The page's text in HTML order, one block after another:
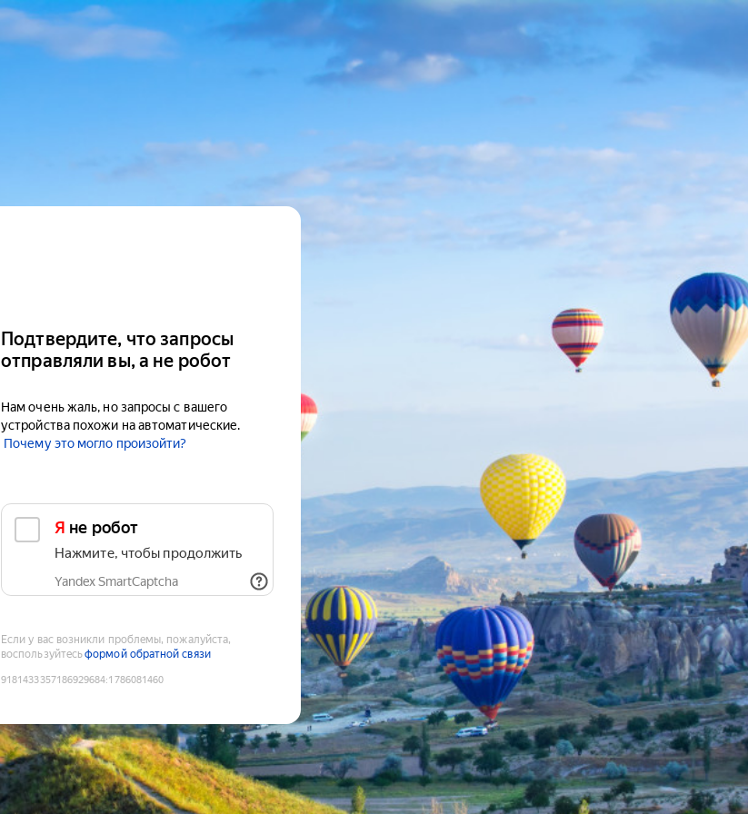
Подтвердите, что запросы
отправляли вы, а не робот
Нам очень жаль, но запросы с вашего
устройства похожи на автоматические.
Почему это могло произойти?
Я не робот
Нажмите, чтобы продолжить
Yandex SmartCaptcha
Если у вас возникли проблемы, пожалуйста,
воспользуйтесьформой обратной связи
9181433357186929684:1786081460